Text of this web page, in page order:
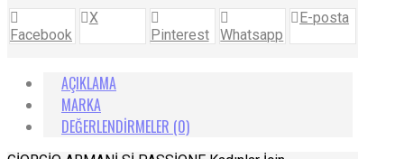
Facebook
X
Pinterest
Whatsapp
E-posta
AÇIKLAMA
MARKA
DEĞERLENDIRMELER (0)